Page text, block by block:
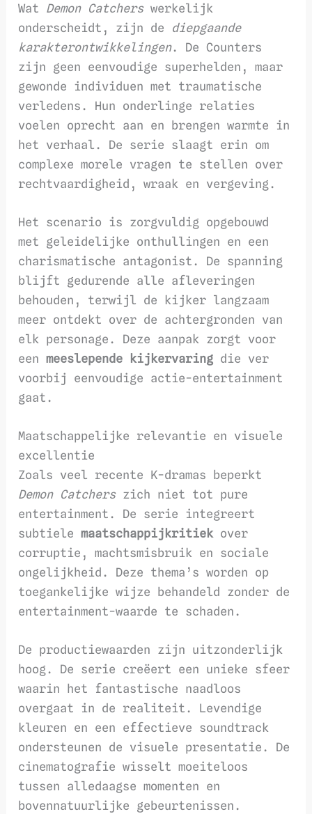
Wat Demon Catcherswerkelijk
onderscheidt, zijn de diepgaande
karakterontwikkelingen. De Counters
zijn geen eenvoudige superhelden, maar
gewonde individuen met traumatische
verledens. Hun onderlinge relaties
voelen oprecht aan en brengen warmte in
het verhaal. De serie slaagt erin om
complexe morele vragen te stellen over
rechtvaardigheid, wraak en vergeving.
Het scenario is zorgvuldig opgebouwd
met geleidelijke onthullingen en een
charismatische antagonist. De spanning
blijft gedurende alle afleveringen
behouden, terwijl de kijker langzaam
meer ontdekt over de achtergronden van
elk personage. Deze aanpak zorgt voor
eenmeeslepende kijkervaring die ver
voorbij eenvoudige actie-entertainment
gaat.
Maatschappelijke relevantie en visuele
excellentie
Zoals veel recente K-dramas beperkt
Demon Catcherszich niet tot pure
entertainment. De serie integreert
subtielemaatschappijkritiekover
corruptie, machtsmisbruik en sociale
ongelijkheid. Deze thema’s worden op
toegankelijke wijze behandeld zonder de
entertainment-waarde te schaden.
De productiewaarden zijn uitzonderlijk
hoog. De serie creëert een unieke sfeer
waarin het fantastische naadloos
overgaat in de realiteit. Levendige
kleuren en een effectieve soundtrack
ondersteunen de visuele presentatie. De
cinematografie wisselt moeiteloos
tussen alledaagse momenten en
bovennatuurlijke gebeurtenissen.